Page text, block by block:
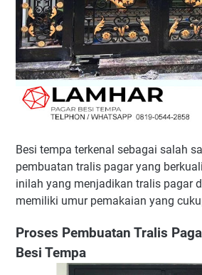
Besi tempa terkenal sebagai salah
pembuatan tralis pagar yang
inilah yang menjadikan tralis pagar
memiliki umur pemakaian yang
Proses Pembuatan Tralis
Besi Tempa